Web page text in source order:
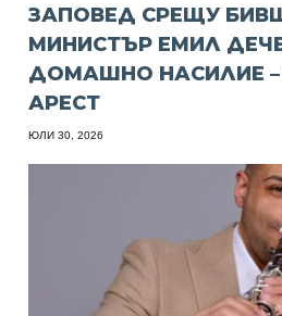
ЗАПОВЕД СРЕЩУ
МИНИСТЪР ЕМИЛ
ДОМАШНО НАСИЛИЕ –
АРЕСТ
ЮЛИ 30, 2026